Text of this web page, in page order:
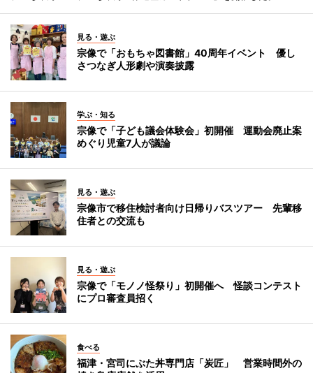
見る・遊ぶ
宗像で「おもちゃ図書館」40周年イベント 優し
さつなぎ人形劇や演奏披露
学ぶ・知る
宗像で「子ども議会体験会」初開催 運動会廃止案
めぐり児童7人が議論
見る・遊ぶ
宗像市で移住検討者向け日帰りバスツアー 先輩移
住者との交流も
見る・遊ぶ
宗像で「モノノ怪祭り」初開催へ 怪談コンテスト
にプロ審査員招く
食べる
福津・宮司にぶた丼専門店「炭匠」 営業時間外の